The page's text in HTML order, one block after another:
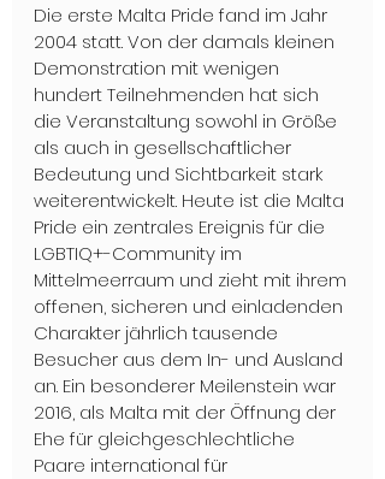
Die erste Malta Pride fand im Jahr
2004 statt. Von der damals kleinen
Demonstration mit wenigen
hundert Teilnehmenden hat sich
die Veranstaltung sowohl in Größe
als auch in gesellschaftlicher
Bedeutung und Sichtbarkeit stark
weiterentwickelt. Heute ist die Malta
Pride ein zentrales Ereignis für die
LGBTIQ+-Community im
Mittelmeerraum und zieht mit ihrem
offenen, sicheren und einladenden
Charakter jährlich tausende
Besucher aus dem In- und Ausland
an. Ein besonderer Meilenstein war
2016, als Malta mit der Öffnung der
Ehe für gleichgeschlechtliche
Paare international für